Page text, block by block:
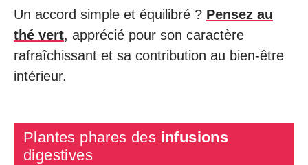
Un accord simple et équilibré ? Pensez au
thé vert, apprécié pour son caractère
rafraîchissant et sa contribution au bien-être
intérieur.
Plantes phares des infusions
digestives